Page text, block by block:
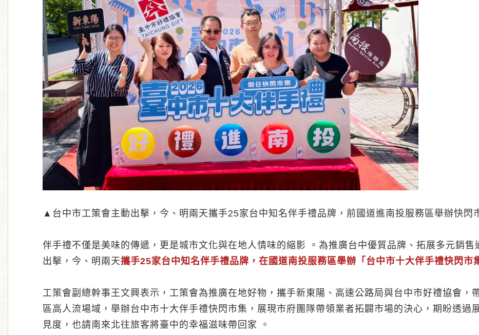
▲台中市工策會主動出擊，今、明兩天攜手25家台中知名伴手禮品牌，前國道進南投服務區舉辦快閃
伴手禮不僅是美味的傳遞，更是城市文化與在地人情味的縮影 。為推廣台中優質品牌、拓展多元銷
出擊，今、明兩天攜手25家台中知名伴手禮品牌，在國道南投服務區舉辦「台中市十大伴手禮快閃市
工策會副總幹事王文興表示，工策會為推廣在地好物，攜手新東陽、高速公路局與台中市好禮協會，
區高人流場域，舉辦台中市十大伴手禮快閃市集，展現市府團隊帶領業者拓闢市場的決心，期盼透過
見度，也請南來北往旅客將臺中的幸福滋味帶回家 。